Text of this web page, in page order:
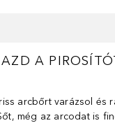
A
arcbőrt varázsol és
még az arcodat is